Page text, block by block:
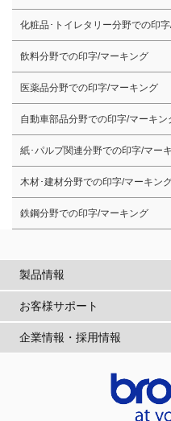
化粧品･トイレタリー分野での印
飲料分野での印字/マーキング
医薬品分野での印字/マーキング
自動車部品分野での印字/マーキン
紙･パルプ関連分野での印字/マー
木材･建材分野での印字/マーキン
鉄鋼分野での印字/マーキング
製品情報
お客様サポート
企業情報・採用情報